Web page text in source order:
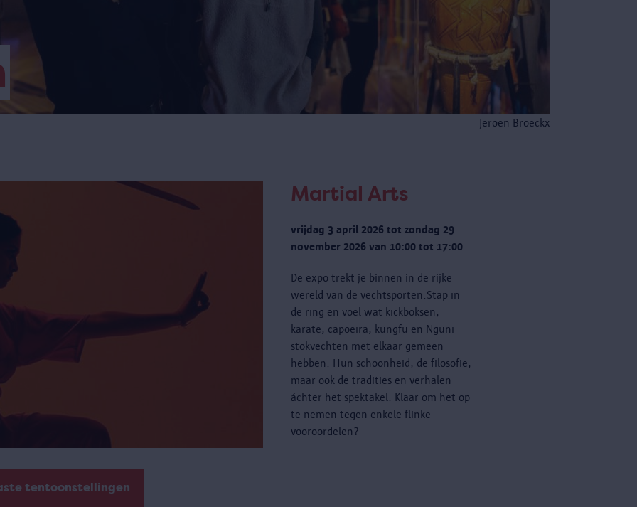
Jeroen Broeckx
Martial Arts
vrijdag 3 april 2026 tot zondag 29
november 2026 van 10:00 tot 17:00
De expo trekt je binnen in de rijke
wereld van de vechtsporten.Stap in
de ring en voel wat kickboksen,
karate, capoeira, kungfu en Nguni
stokvechten met elkaar gemeen
hebben. Hun schoonheid, de filosofie,
maar ook de tradities en verhalen
áchter het spektakel. Klaar om het op
te nemen tegen enkele flinke
vooroordelen?
tentoonstellingen